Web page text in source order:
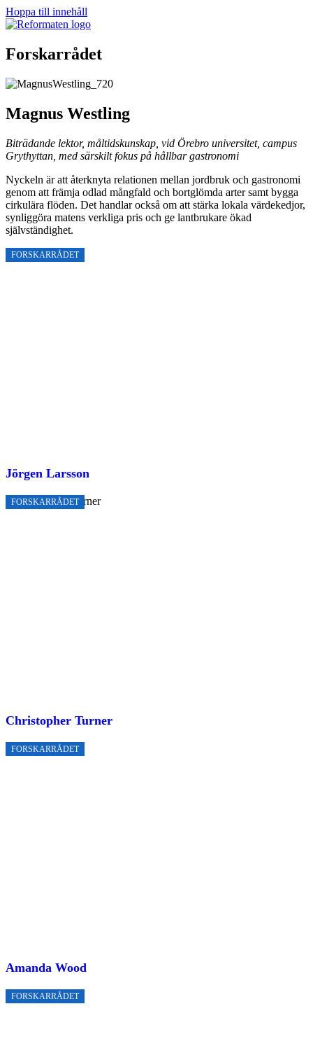
Hoppa till innehåll
Forskarrådet
Magnus Westling
Biträdande lektor, måltidskunskap, vid Örebro universitet, campus
Grythyttan, med särskilt fokus på hållbar gastronomi
Nyckeln är att återknyta relationen mellan jordbruk och gastronomi
genom att främja odlad mångfald och bortglömda arter samt bygga
cirkulära flöden. Det handlar också om att stärka lokala värdekedjor,
synliggöra matens verkliga pris och ge lantbrukare ökad
självständighet.
FORSKARRÅDET
Jörgen Larsson
FORSKARRÅDET
Christopher Turner
FORSKARRÅDET
Amanda Wood
FORSKARRÅDET